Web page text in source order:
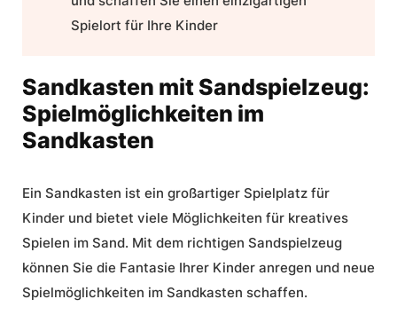
Spielort für Ihre Kinder
Sandkasten mit Sandspielzeug:
Spielmöglichkeiten im
Sandkasten
Ein Sandkasten ist ein großartiger Spielplatz für
Kinder und bietet viele Möglichkeiten für kreatives
Spielen im Sand. Mit dem richtigen Sandspielzeug
können Sie die Fantasie Ihrer Kinder anregen und neue
Spielmöglichkeiten im Sandkasten schaffen.